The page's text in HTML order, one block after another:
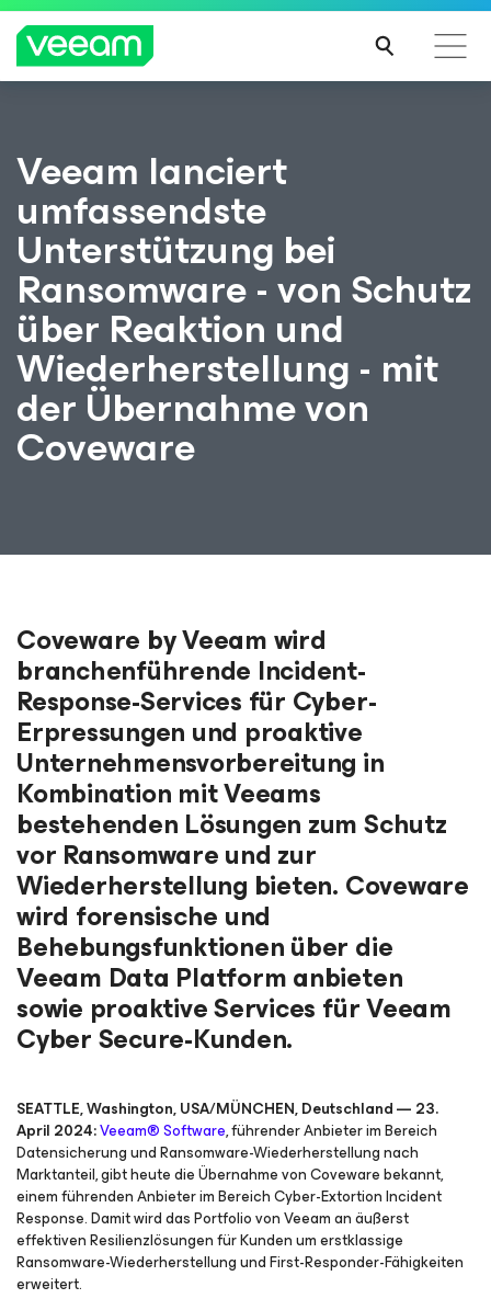
Update von CrowdStrike betroffen sind
MEH
R
ERFA
HRE
N
Veeam lanciert
umfassendste
Unterstützung bei
Ransomware - von Schutz
über Reaktion und
Wiederherstellung - mit
der Übernahme von
Coveware
Coveware by Veeam wird
branchenführende Incident-
Response-Services für Cyber-
Erpressungen und proaktive
Unternehmensvorbereitung in
Kombination mit Veeams
bestehenden Lösungen zum Schutz
vor Ransomware und zur
Wiederherstellung bieten. Coveware
wird forensische und
Behebungsfunktionen über die
Veeam Data Platform anbieten
sowie proaktive Services für Veeam
Cyber Secure-Kunden.
SEATTLE, Washington, USA/MÜNCHEN, Deutschland — 23.
April 2024:Veeam® Software, führender Anbieter im Bereich
Datensicherung und Ransomware-Wiederherstellung nach
Marktanteil, gibt heute die Übernahme von Coveware bekannt,
einem führenden Anbieter im Bereich Cyber-Extortion Incident
Response. Damit wird das Portfolio von Veeam an äußerst
effektiven Resilienzlösungen für Kunden um erstklassige
Ransomware-Wiederherstellung und First-Responder-Fähigkeiten
erweitert.